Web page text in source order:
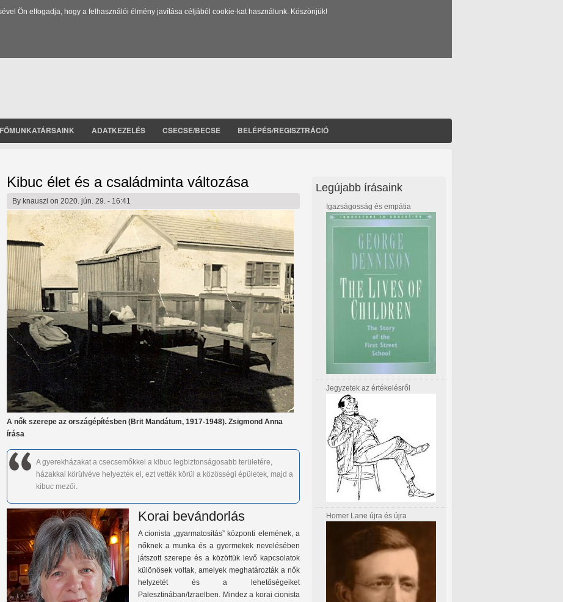
Ön elfogadja, hogy a felhasználói élmény javítása céljából cookie-kat használunk. Köszönjük!
FŐMUNKATÁRSAINK ADATKEZELÉS CSECSE/BECSE BELÉPÉS/REGISZTRÁCIÓ
Kibuc élet és a családminta változása
By knauszi on 2020. jún. 29. - 16:41
A nők szerepe az országépítésben (Brit Mandátum, 1917-1948). Zsigmond Anna
írása
A gyerekházakat a csecsemőkkel a kibuc legbiztonságosabb területére,
házakkal körülvéve helyezték el, ezt vették körül a közösségi épületek, majd a
kibuc mezői.
Korai bevándorlás
A cionista „gyarmatosítás” központi elemének, a
nőknek a munka és a gyermekek nevelésében
játszott szerepe és a közöttük levő kapcsolatok
különösek voltak, amelyek meghatározták a nők
helyzetét és a lehetőségeiket
Palesztinában/Izraelben. Mindez a korai cionista
Legújabb írásaink
Igazságosság és empátia
Jegyzetek az értékelésről
Homer Lane újra és újra